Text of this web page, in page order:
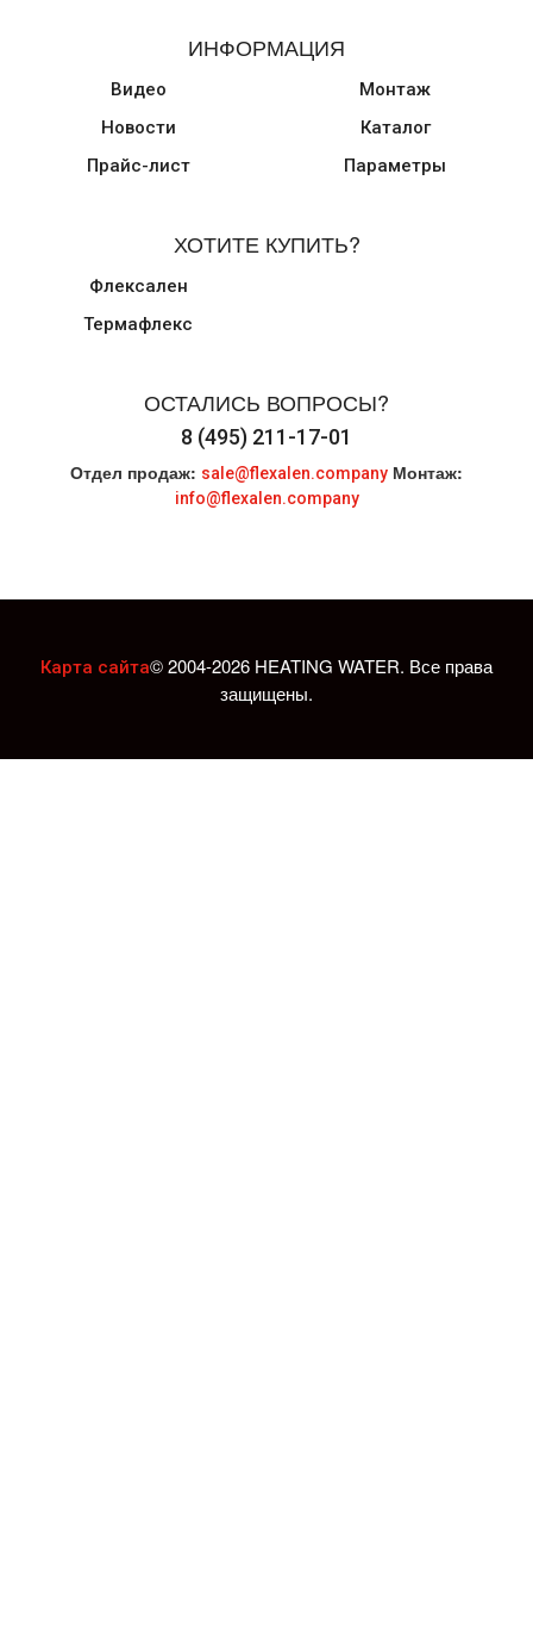
ИНФОРМАЦИЯ
Видео
Новости
Прайс-лист
Монтаж
Каталог
Параметры
ХОТИТЕ КУПИТЬ?
Флексален
Термафлекс
ОСТАЛИСЬ ВОПРОСЫ?
8 (495) 211-17-01
Отдел продаж: sale@flexalen.company Монтаж:
info@flexalen.company
Карта сайта© 2004-2026 HEATING WATER. Все права
защищены.